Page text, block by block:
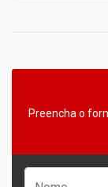
Preencha o